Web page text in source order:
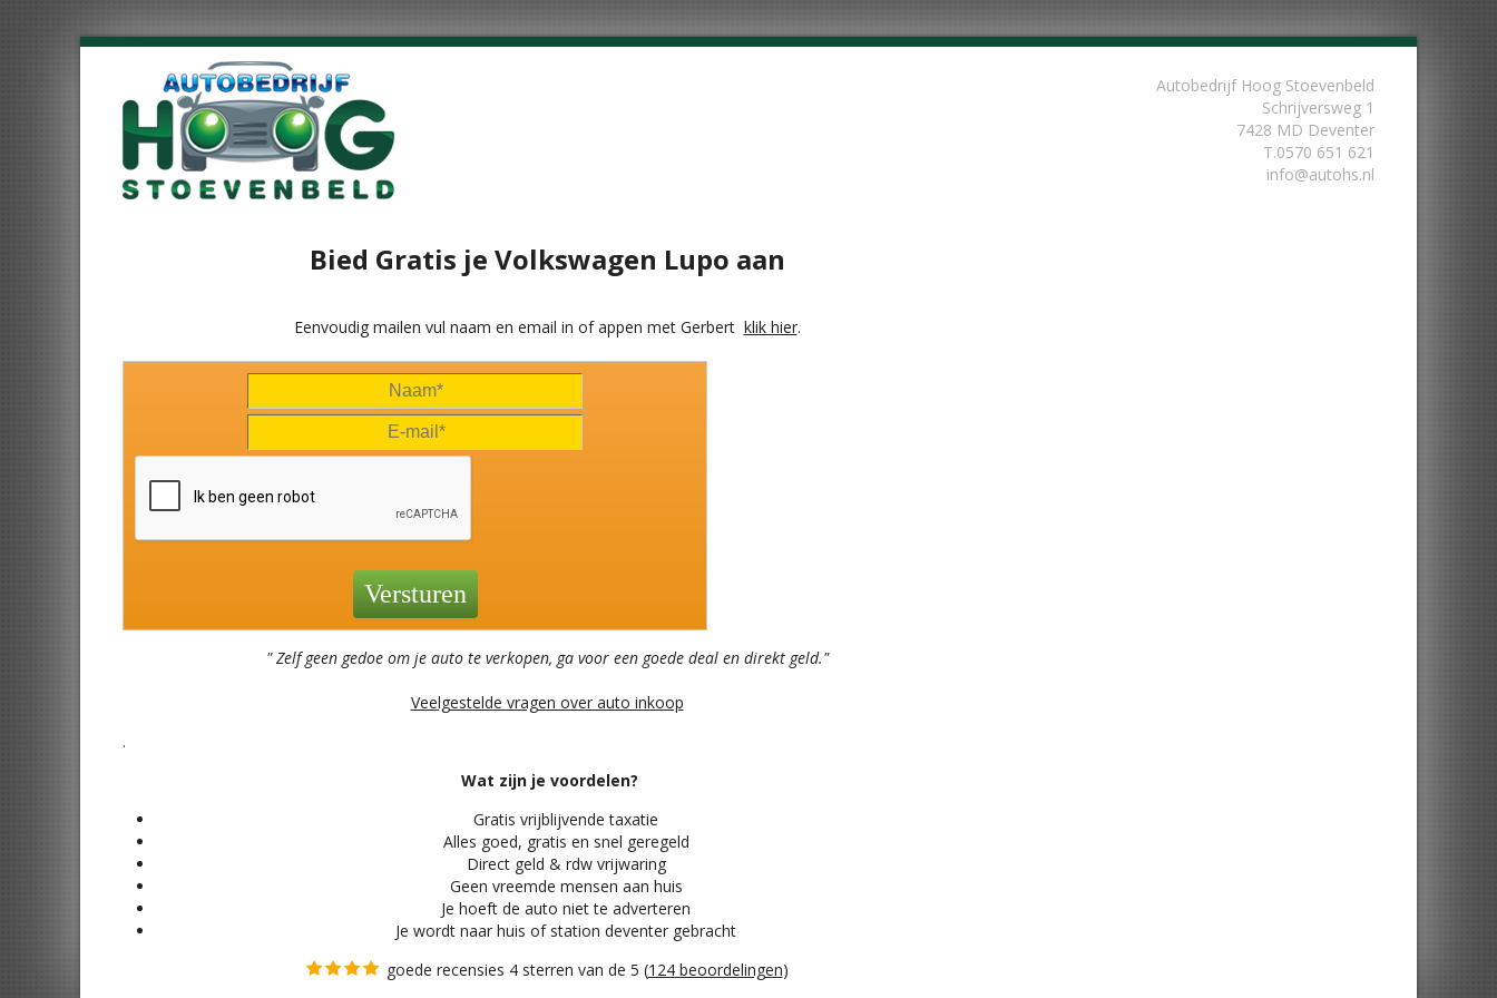
Autobedrijf Hoog Stoevenbeld
Schrijversweg 1
7428 MD Deventer
T.0570 651 621
info@autohs.nl
Bied Gratis je Volkswagen Lupo aan
Eenvoudig mailen vul naam en email in of appen met Gerbert klik hier.
" Zelf geen gedoe om je auto te verkopen, ga voor een goede deal en direkt geld."
Veelgestelde vragen over auto inkoop
.
Wat zijn je voordelen?
Gratis vrijblijvende taxatie
Alles goed, gratis en snel geregeld
Direct geld & rdw vrijwaring
Geen vreemde mensen aan huis
Je hoeft de auto niet te adverteren
Je wordt naar huis of station deventer gebracht
goede recensies 4 sterren van de 5 (124 beoordelingen)